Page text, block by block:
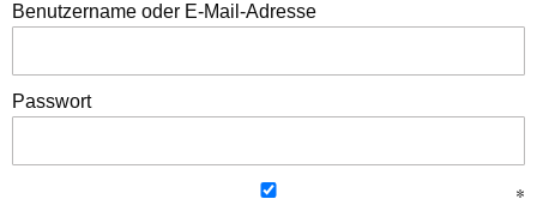
Benutzername oder E-Mail-Adresse
Passwort